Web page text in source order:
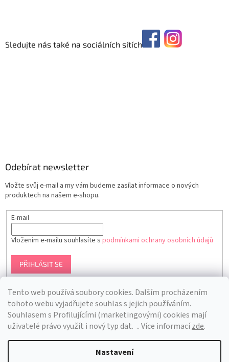
Tento web používá soubory cookies. Dalším procházením
tohoto webu vyjadřujete souhlas s jejich používáním.
Souhlasem s Profilujícími (marketingovými) cookies mají
uživatelé právo využít i nový typ dat. .. Více informacízde.
Nastavení
Sledujte nás také na sociálních sítích
Odebírat newsletter
Vložte svůj e-mail a my vám budeme zasílat informace o nových
produktech na našem e-shopu.
E-mail
Vložením e-mailu souhlasíte s podmínkami ochrany osobních údajů
PŘIHLÁSIT SE
Vytvořil Shoptet